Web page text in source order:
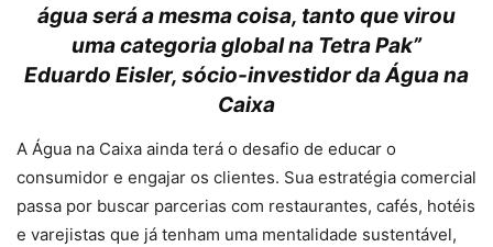
água será a mesma coisa, tanto que virou
uma categoria global na Tetra Pak”
Eduardo Eisler, sócio-investidor da Água na
Caixa
A Água na Caixa ainda terá o desafio de educar o
consumidor e engajar os clientes. Sua estratégia comercial
passa por buscar parcerias com restaurantes, cafés, hotéis
e varejistas que já tenham uma mentalidade sustentável,